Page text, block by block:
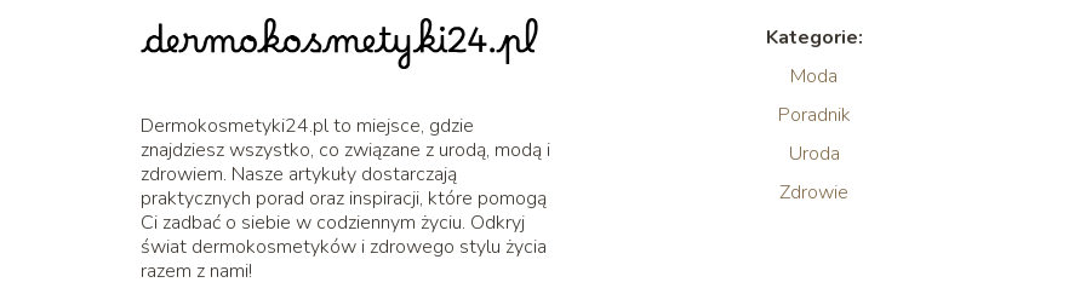
Dermokosmetyki24.pl to miejsce, gdzie
znajdziesz wszystko, co związane z urodą, modą i
zdrowiem. Nasze artykuły dostarczają
praktycznych porad oraz inspiracji, które pomogą
Ci zadbać o siebie w codziennym życiu. Odkryj
świat dermokosmetyków i zdrowego stylu życia
razem z nami!
Kategorie:
Moda
Poradnik
Uroda
Zdrowie